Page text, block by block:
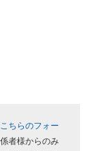
こちらのフォー
者様からのみ